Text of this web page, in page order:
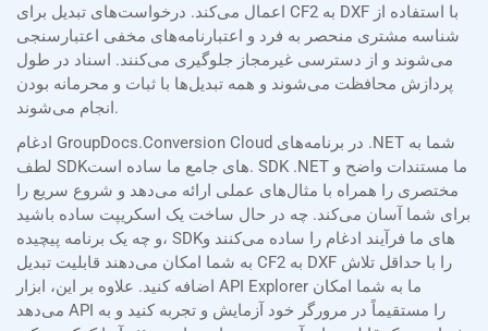
اعمال می‌کند. درخواست‌های تبدیل برای CF2 به DXF با استفاده از
شناسه مشتری منحصر به فرد و اعتبارنامه‌های مخفی اعتبارسنجی
می‌شوند و از دسترسی غیرمجاز جلوگیری می‌کنند. اسناد در طول
پردازش محافظت می‌شوند و همه تبدیل‌ها با ثبات و محرمانه بودن
انجام می‌شوند.
ادغام GroupDocs.Conversion Cloud در برنامه‌های .NET شما به
لطف SDKهای جامع ما ساده است. SDK .NET ما مستندات واضح و
مختصری را همراه با مثال‌های عملی ارائه می‌دهد و شروع سریع را
برای شما آسان می‌کند. چه در حال ساخت یک اسکریپت ساده باشید
و چه یک برنامه پیچیده، SDKهای ما فرآیند ادغام را ساده می‌کنند و
به شما امکان می‌دهند قابلیت تبدیل CF2 به DXF را با حداقل تلاش
اضافه کنید. علاوه بر این، ابزار API Explorer ما به شما امکان
می‌دهد API را مستقیماً در مرورگر خود آزمایش و تجربه کنید و به